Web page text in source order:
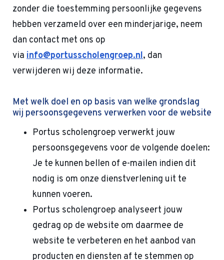
zonder die toestemming persoonlijke gegevens
hebben verzameld over een minderjarige, neem
dan contact met ons op
via info@portusscholengroep.nl, dan
verwijderen wij deze informatie.
Met welk doel en op basis van welke grondslag
wij persoonsgegevens verwerken voor de website
Portus scholengroep verwerkt jouw
persoonsgegevens voor de volgende doelen:
Je te kunnen bellen of e-mailen indien dit
nodig is om onze dienstverlening uit te
kunnen voeren.
Portus scholengroep analyseert jouw
gedrag op de website om daarmee de
website te verbeteren en het aanbod van
producten en diensten af te stemmen op